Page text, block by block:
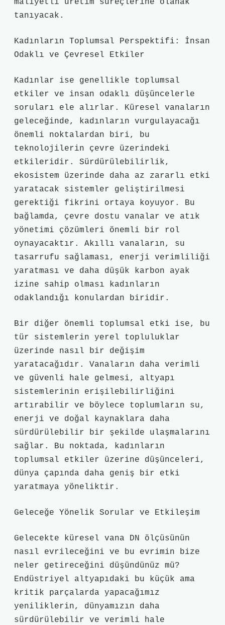
maliyetli üretim süreçlerine olanak
tanıyacak.
Kadınların Toplumsal Perspektifi: İnsan
Odaklı ve Çevresel Etkiler
Kadınlar ise genellikle toplumsal
etkiler ve insan odaklı düşüncelerle
soruları ele alırlar. Küresel vanaların
geleceğinde, kadınların vurgulayacağı
önemli noktalardan biri, bu
teknolojilerin çevre üzerindeki
etkileridir. Sürdürülebilirlik,
ekosistem üzerinde daha az zararlı etki
yaratacak sistemler geliştirilmesi
gerektiği fikrini ortaya koyuyor. Bu
bağlamda, çevre dostu vanalar ve atık
yönetimi çözümleri önemli bir rol
oynayacaktır. Akıllı vanaların, su
tasarrufu sağlaması, enerji verimliliği
yaratması ve daha düşük karbon ayak
izine sahip olması kadınların
odaklandığı konulardan biridir.
Bir diğer önemli toplumsal etki ise, bu
tür sistemlerin yerel topluluklar
üzerinde nasıl bir değişim
yaratacağıdır. Vanaların daha verimli
ve güvenli hale gelmesi, altyapı
sistemlerinin erişilebilirliğini
artırabilir ve böylece toplumların su,
enerji ve doğal kaynaklara daha
sürdürülebilir bir şekilde ulaşmalarını
sağlar. Bu noktada, kadınların
toplumsal etkiler üzerine düşünceleri,
dünya çapında daha geniş bir etki
yaratmaya yöneliktir.
Geleceğe Yönelik Sorular ve Etkileşim
Gelecekte küresel vana DN ölçüsünün
nasıl evrileceğini ve bu evrimin bize
neler getireceğini düşündünüz mü?
Endüstriyel altyapıdaki bu küçük ama
kritik parçalarda yapacağımız
yeniliklerin, dünyamızın daha
sürdürülebilir ve verimli hale